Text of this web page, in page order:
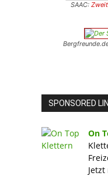
SAAC:
SPONSORED
On